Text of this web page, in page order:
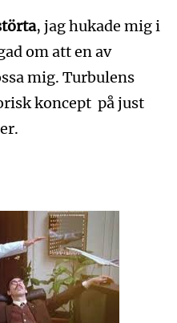
, jag hukade mig i
om att en av
mig. Turbulens
koncept på just